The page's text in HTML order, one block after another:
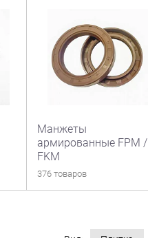
Манжеты
армированные FPM /
FKM
376 товаров